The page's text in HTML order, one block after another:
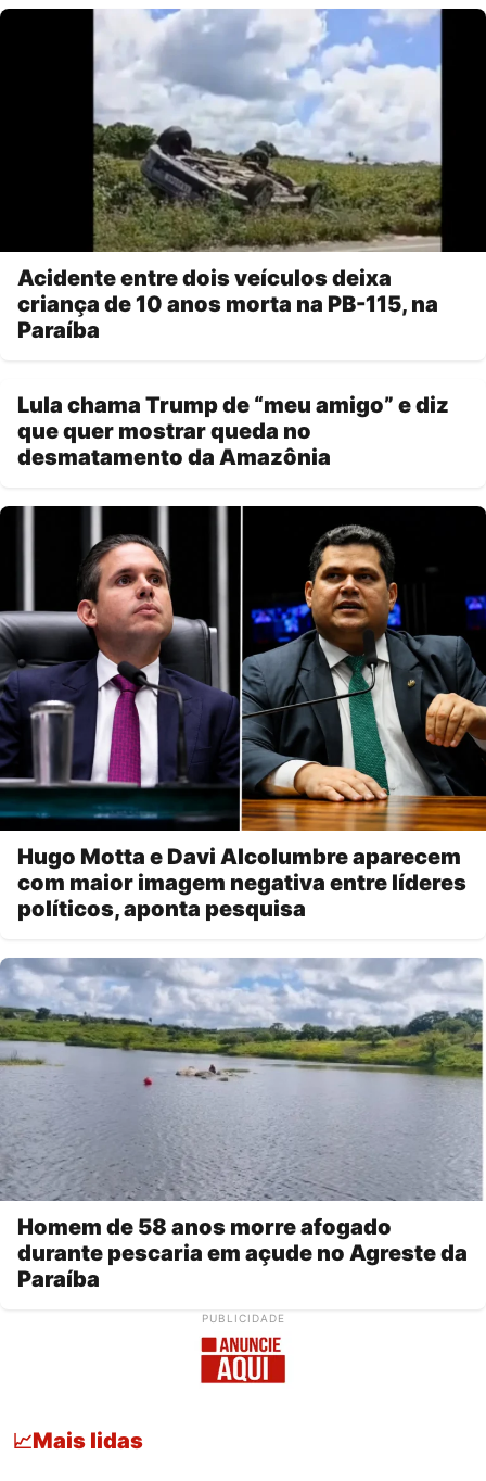
Acidente entre dois veículos deixa
criança de 10 anos morta na PB-115, na
Paraíba
Lula chama Trump de “meu amigo” e diz
que quer mostrar queda no
desmatamento da Amazônia
Hugo Motta e Davi Alcolumbre aparecem
com maior imagem negativa entre líderes
políticos, aponta pesquisa
Homem de 58 anos morre afogado
durante pescaria em açude no Agreste da
Paraíba
PUBLICIDADE
📈Mais lidas